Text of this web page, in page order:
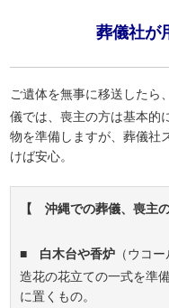
葬儀社が
ご遺体を無事に移送したら
儀では、喪主の方は基本的
物を準備しますが、葬儀社
けば安心。
【 沖縄での葬儀、喪主
■ 白木台や香炉 （ウコ
造花の花立ての一式を準
に置くもの。